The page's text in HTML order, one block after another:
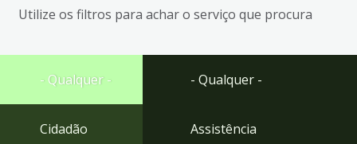
busca
Ir
rodapé
Utilize os filtros para achar o serviço que procura
- Qualquer -
Cidadão
- Qualquer -
Assistência